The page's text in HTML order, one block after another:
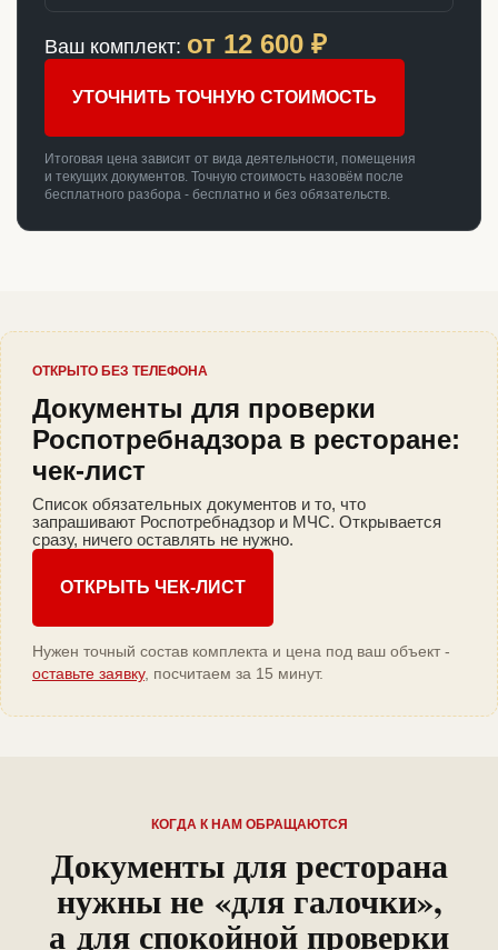
Ваш комплект: от 12 600 ₽
УТОЧНИТЬ ТОЧНУЮ СТОИМОСТЬ
Итоговая цена зависит от вида деятельности, помещения
и текущих документов. Точную стоимость назовём после
бесплатного разбора - бесплатно и без обязательств.
ОТКРЫТО БЕЗ ТЕЛЕФОНА
Документы для проверки
Роспотребнадзора в ресторане:
чек-лист
Список обязательных документов и то, что
запрашивают Роспотребнадзор и МЧС. Открывается
сразу, ничего оставлять не нужно.
ОТКРЫТЬ ЧЕК-ЛИСТ
Нужен точный состав комплекта и цена под ваш объект -
оставьте заявку, посчитаем за 15 минут.
КОГДА К НАМ ОБРАЩАЮТСЯ
Документы для ресторана
нужны не «для галочки»,
а для спокойной проверки